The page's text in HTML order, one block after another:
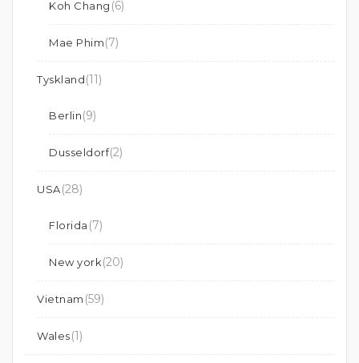
Koh Chang (6)
Mae Phim(7)
Tyskland(11)
Berlin(9)
Dusseldorf(2)
USA(28)
Florida (7)
New york(20)
Vietnam (59)
Wales(1)